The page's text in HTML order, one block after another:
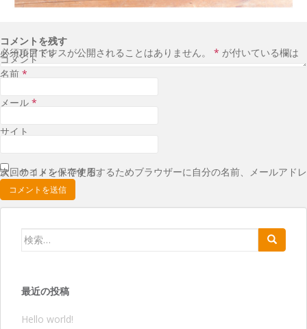
コメントを残す
メールアドレスが公開されることはありません。
*
が付いている欄は必須項目です
コメント
名前 *
メール *
サイト
次回のコメントで使用するためブラウザーに自分の名前、メールアドレス、サイトを保存する。
最近の投稿
Hello world!